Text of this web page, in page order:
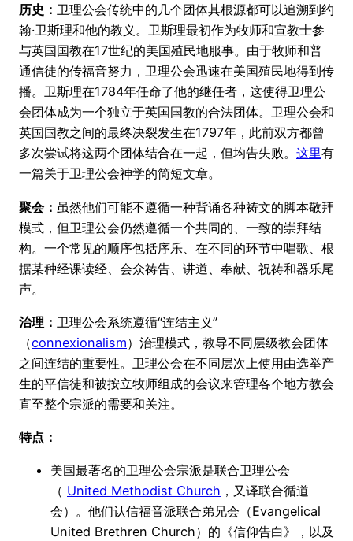
历史： 卫理公会传统中的几个团体其根源都可以追溯到约
翰·卫斯理和他的教义。卫斯理最初作为牧师和宣教士参
与英国国教在17世纪的美国殖民地服事。由于牧师和普
通信徒的传福音努力，卫理公会迅速在美国殖民地得到传
播。卫斯理在1784年任命了他的继任者，这使得卫理公
会团体成为一个独立于英国国教的合法团体。卫理公会和
英国国教之间的最终决裂发生在1797年，此前双方都曾
多次尝试将这两个团体结合在一起，但均告失败。 这里有
一篇关于卫理公会神学的简短文章。
聚会： 虽然他们可能不遵循一种背诵各种祷文的脚本敬拜
模式，但卫理公会仍然遵循一个共同的、一致的崇拜结
构。一个常见的顺序包括序乐、在不同的环节中唱歌、根
据某种经课读经、会众祷告、讲道、奉献、祝祷和器乐尾
声。
治理： 卫理公会系统遵循“连结主义”
（connexionalism）治理模式，教导不同层级教会团体
之间连结的重要性。卫理公会在不同层次上使用由选举产
生的平信徒和被按立牧师组成的会议来管理各个地方教会
直至整个宗派的需要和关注。
特点：
美国最著名的卫理公会宗派是联合卫理公会
（ United Methodist Church ，又译联合循道
会）。他们认信福音派联合弟兄会（Evangelical
United Brethren Church）的《信仰告白》，以及